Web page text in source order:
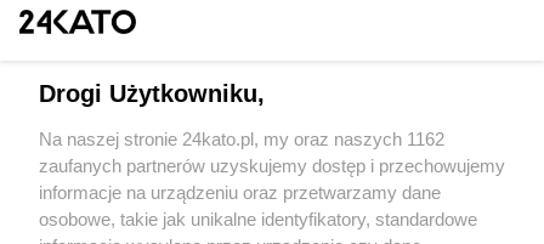
Wydawca mediów lokalnych
Drogi Użytkowniku,
Na naszej stronie 24kato.pl, my oraz naszych 1162
zaufanych partnerów uzyskujemy dostęp i przechowujemy
informacje na urządzeniu oraz przetwarzamy dane
osobowe, takie jak unikalne identyfikatory, standardowe